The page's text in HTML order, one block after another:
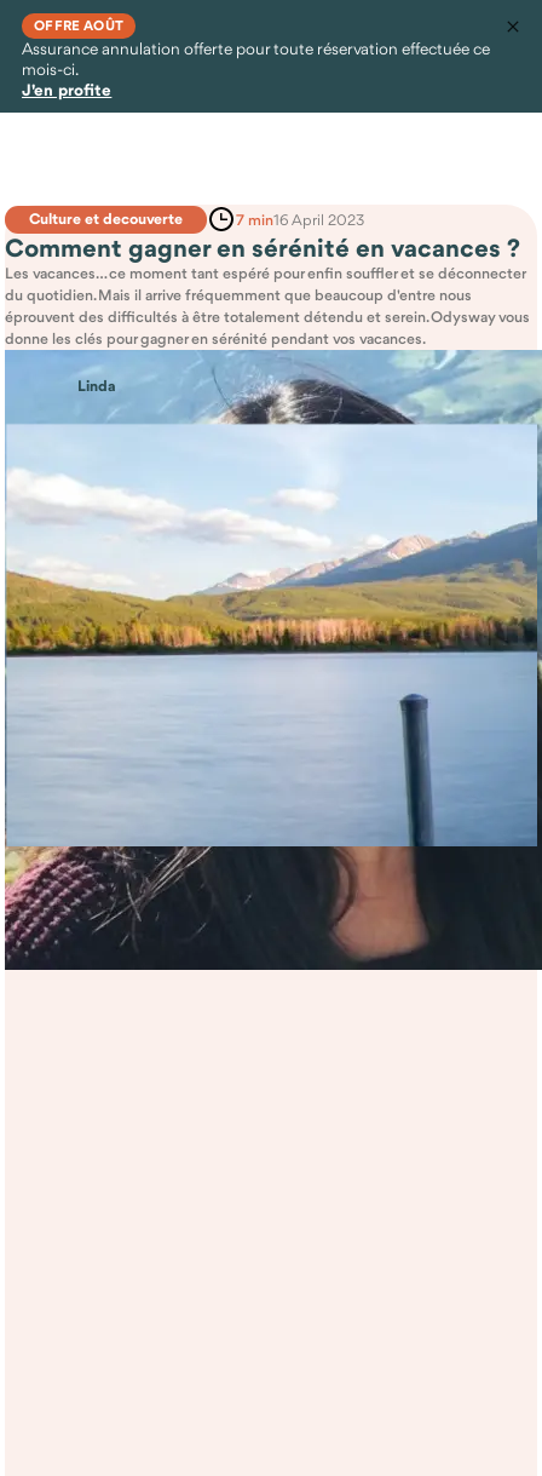
OFFRE AOÛT
Assurance annulation offerte pour toute réservation effectuée ce
mois-ci.
J'en profite
Culture et decouverte 7 min16 April 2023
Comment gagner en sérénité en vacances ?
Les vacances… ce moment tant espéré pour enfin souffler et se déconnecter
du quotidien. Mais il arrive fréquemment que beaucoup d'entre nous
éprouvent des difficultés à être totalement détendu et serein. Odysway vous
donne les clés pour gagner en sérénité pendant vos vacances.
Linda